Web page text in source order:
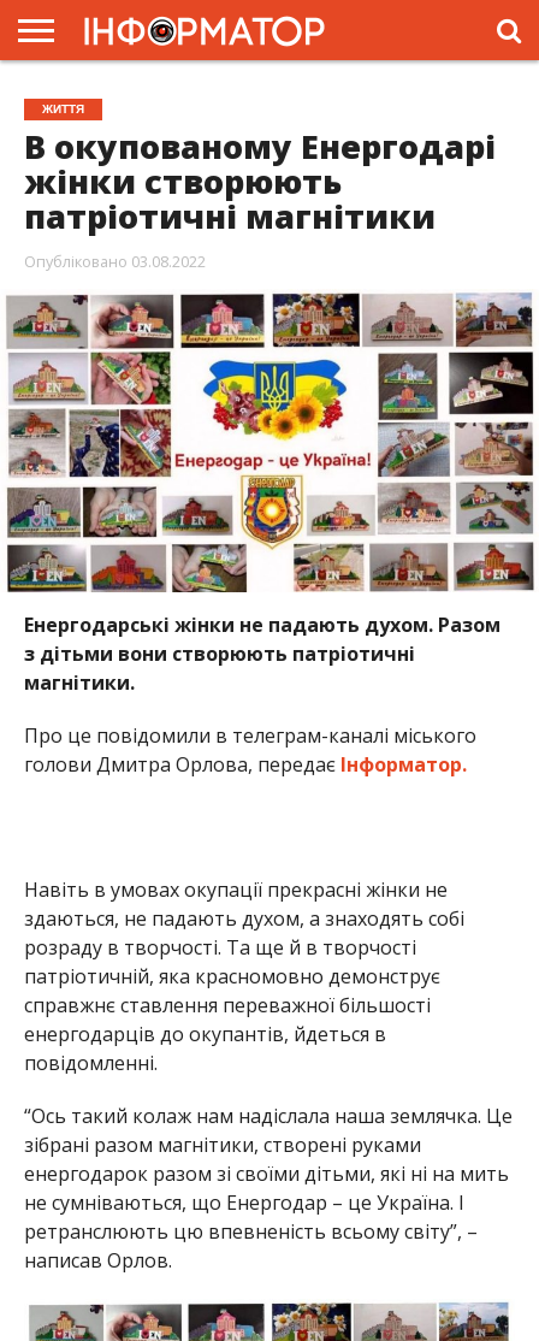
ГОЛОВНА
ЖИТТЯ
ВЛАДА
ГРОШІ
ТРЕШ
ПРЕС-
РЕЛІЗИ
РЕКЛАМА
ПРОЕКТИ
ЖИТТЯ
В окупованому Енергодарі
жінки створюють
патріотичні магнітики
Опубліковано 03.08.2022
Енергодарські жінки не падають духом. Разом
з дітьми вони створюють патріотичні
магнітики.
Про це повідомили в телеграм-каналі міського
голови Дмитра Орлова, передає Інформатор.
Навіть в умовах окупації прекрасні жінки не
здаються, не падають духом, а знаходять собі
розраду в творчості. Та ще й в творчості
патріотичній, яка красномовно демонструє
справжнє ставлення переважної більшості
енергодарців до окупантів, йдеться в
повідомленні.
“Ось такий колаж нам надіслала наша землячка. Це
зібрані разом магнітики, створені руками
енергодарок разом зі своїми дітьми, які ні на мить
не сумніваються, що Енергодар – це Україна. І
ретранслюють цю впевненість всьому світу”, –
написав Орлов.